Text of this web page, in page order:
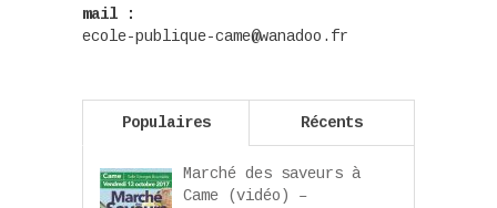
mail :
ecole-publique-came@wanadoo.fr
Populaires Récents
Marché des saveurs à
Came (vidéo) –